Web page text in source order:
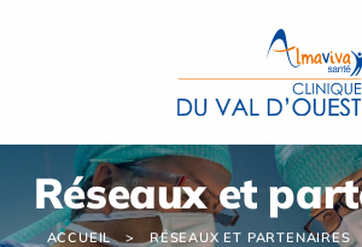
Réseaux et
ACCUEIL RÉSEAUX ET PARTENAIRES